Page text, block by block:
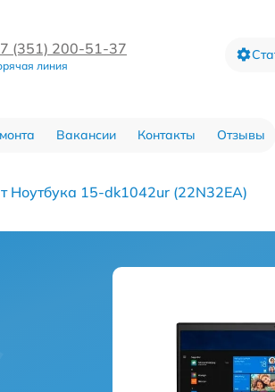
(351) 200-51-37
линия
Вакансии Контакты Отзывы
Ноутбука 15-dk1042ur (22N32EA)